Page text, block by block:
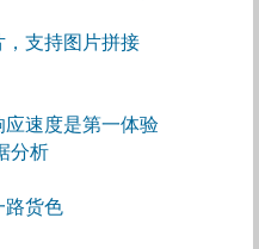
，支持图片拼接
速度是第一体验
分析
路货色